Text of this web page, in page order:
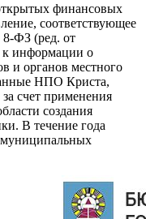
финансовых
соответствующее
8-ФЗ (ред. от
к информации о
и органов местного
НПО Криста,
счет применения
создания
В течение года
муниципальных